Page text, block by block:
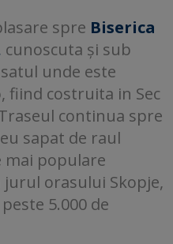
spre Biserica
cunoscuta și sub
unde este
fiind costruita in Sec
continua spre
sapat de raul
mai populare
orasului Skopje,
5.000 de